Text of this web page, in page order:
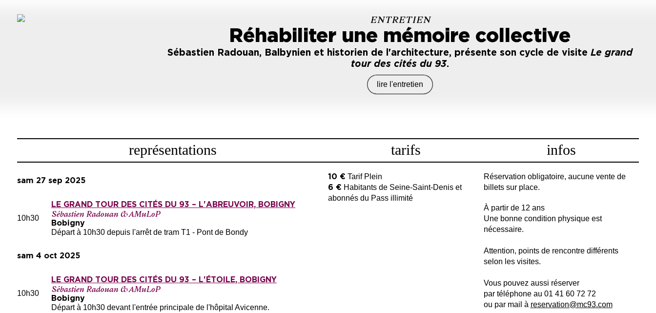
ENTRETIEN
Réhabiliter une mémoire collective
Sébastien Radouan, Balbynien et historien de l'architecture, présente son cycle de visiteLe grand
tour des cités du 93.
lire l'entretien
représentations
sam 27 sep 2025
10h30
LE GRAND TOUR DES CITÉS DU 93 – L'ABREUVOIR, BOBIGNY
Sébastien Radouan & AMuLoP
Bobigny
Départ à 10h30 depuis l'arrêt de tram T1 - Pont de Bondy
sam 4 oct 2025
10h30
LE GRAND TOUR DES CITÉS DU 93 – L'ÉTOILE, BOBIGNY
Sébastien Radouan & AMuLoP
Bobigny
Départ à 10h30 devant l'entrée principale de l'hôpital Avicenne.
tarifs
10 € Tarif Plein
6 € Habitants de Seine-Saint-Denis et
abonnés du Pass illimité
infos
Réservation obligatoire, aucune vente de
billets sur place.
À partir de 12 ans
Une bonne condition physique est
nécessaire.
Attention, points de rencontre différents
selon les visites.
Vous pouvez aussi réserver
par téléphone au 01 41 60 72 72
ou par mail à reservation@mc93.com